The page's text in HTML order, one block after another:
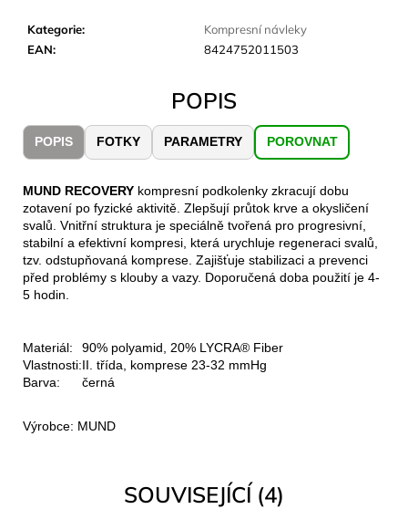
Kategorie:
Kompresní návleky
EAN: 8424752011503
POPIS
POPIS FOTKY PARAMETRY POROVNAT
MUND RECOVERY kompresní podkolenky zkracují dobu
zotavení po fyzické aktivitě. Zlepšují průtok krve a okysličení
svalů. Vnitřní struktura je speciálně tvořená pro progresivní,
stabilní a efektivní kompresi, která urychluje regeneraci svalů,
tzv. odstupňovaná komprese. Zajišťuje stabilizaci a prevenci
před problémy s klouby a vazy. Doporučená doba použití je 4-
5 hodin.
Materiál:
90% polyamid, 20% LYCRA® Fiber
Vlastnosti:II. třída, komprese 23-32 mmHg
Barva:
černá
Výrobce: MUND
SOUVISEJÍCÍ (4)
u
LAKEN
HLINÍK
FUTURA
1500
ML
MODRÁ
379
Kč